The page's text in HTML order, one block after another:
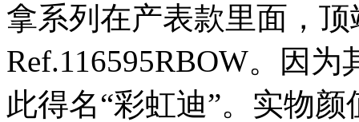
拿系列在产表款里面，
Ref.116595RBOW。因
此得名“彩虹迪”。实物